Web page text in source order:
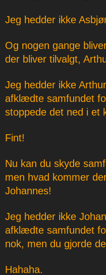
Jeg hedder ikke
Og nogen gange
der bliver tilvalgt,
Jeg hedder ikke
afklædte samfundet
stoppede det ned i et
Fint!
Nu kan du skyde
men hvad kommer
Johannes!
Jeg hedder ikke
afklædte samfundet
nok, men du gjorde
Hahaha.